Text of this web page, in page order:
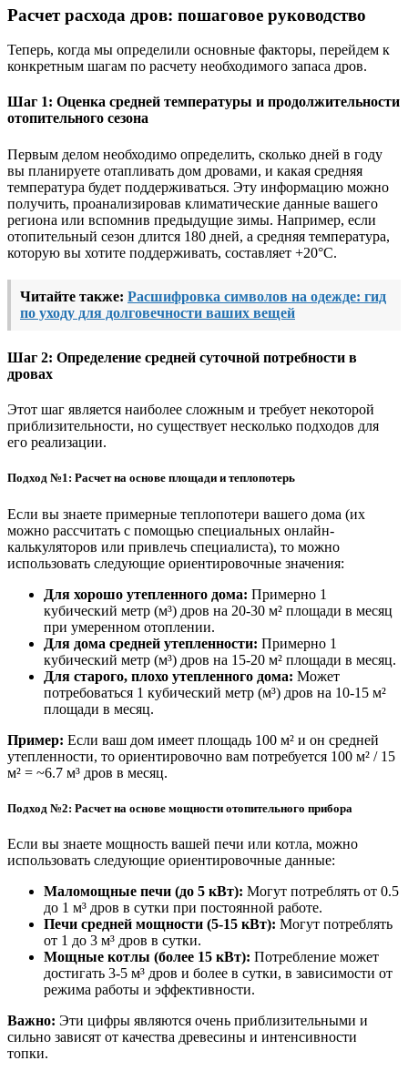
Расчет расхода дров: пошаговое руководство
Теперь, когда мы определили основные факторы, перейдем к
конкретным шагам по расчету необходимого запаса дров.
Шаг 1: Оценка средней температуры и продолжительности
отопительного сезона
Первым делом необходимо определить, сколько дней в году
вы планируете отапливать дом дровами, и какая средняя
температура будет поддерживаться. Эту информацию можно
получить, проанализировав климатические данные вашего
региона или вспомнив предыдущие зимы. Например, если
отопительный сезон длится 180 дней, а средняя температура,
которую вы хотите поддерживать, составляет +20°C.
Читайте также: Расшифровка символов на одежде: гид
по уходу для долговечности ваших вещей
Шаг 2: Определение средней суточной потребности в
дровах
Этот шаг является наиболее сложным и требует некоторой
приблизительности, но существует несколько подходов для
его реализации.
Подход №1: Расчет на основе площади и теплопотерь
Если вы знаете примерные теплопотери вашего дома (их
можно рассчитать с помощью специальных онлайн-
калькуляторов или привлечь специалиста), то можно
использовать следующие ориентировочные значения:
Для хорошо утепленного дома: Примерно 1
кубический метр (м³) дров на 20-30 м² площади в месяц
при умеренном отоплении.
Для дома средней утепленности: Примерно 1
кубический метр (м³) дров на 15-20 м² площади в месяц.
Для старого, плохо утепленного дома: Может
потребоваться 1 кубический метр (м³) дров на 10-15 м²
площади в месяц.
Пример: Если ваш дом имеет площадь 100 м² и он средней
утепленности, то ориентировочно вам потребуется 100 м² / 15
м² = ~6.7 м³ дров в месяц.
Подход №2: Расчет на основе мощности отопительного прибора
Если вы знаете мощность вашей печи или котла, можно
использовать следующие ориентировочные данные:
Маломощные печи (до 5 кВт): Могут потреблять от 0.5
до 1 м³ дров в сутки при постоянной работе.
Печи средней мощности (5-15 кВт): Могут потреблять
от 1 до 3 м³ дров в сутки.
Мощные котлы (более 15 кВт): Потребление может
достигать 3-5 м³ дров и более в сутки, в зависимости от
режима работы и эффективности.
Важно: Эти цифры являются очень приблизительными и
сильно зависят от качества древесины и интенсивности
топки.